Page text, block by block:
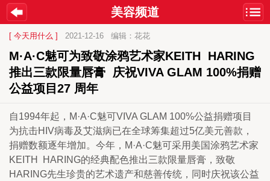
美容频道
[ 今天用什么 ] 2021-12-16 编辑：花花
M·A·C魅可为致敬涂鸦艺术家KEITH  HARING
推出三款限量唇膏  庆祝VIVA GLAM 100%捐赠
公益项目27 周年
自1994年起，M·A·C魅可VIVA GLAM 100%公益捐赠项目
为抗击HIV病毒及艾滋病已在全球筹集超过5亿美元善款，
捐赠数额逐年增加。今年，M·A·C魅可采用美国涂鸦艺术家
KEITH  HARING的经典配色推出三款限量唇膏，致敬
HARING先生珍贵的艺术遗产和慈善传统，同时庆祝该公益